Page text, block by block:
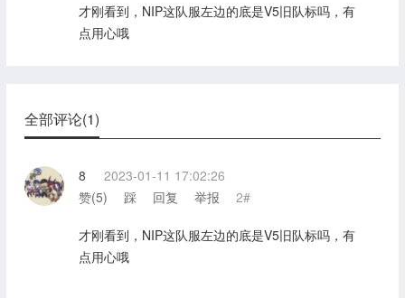
才刚看到，NIP这队服左边的底是V5旧队标吗，有
点用心哦
全部评论(1)
8
2023-01-11 17:02:26
赞(5) 踩 回复 举报 2#
才刚看到，NIP这队服左边的底是V5旧队标吗，有
点用心哦